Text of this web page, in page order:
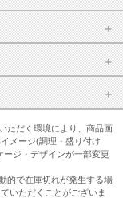
ただく環境により、商品画
メージ(調理・盛り付け
ジ・デザインが一部変更
的で在庫切れが発生する場
いただくことがございま